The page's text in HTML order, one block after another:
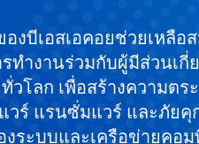
งบีเอสเอคอยช่วยเหลือ
ทำงานร่วมกับผู้มีส่วนเกี่
วโลก เพื่อสร้างความตร
แวร์ แรนซั่มแวร์ และภัย
ระบบและเครือข่ายคอม